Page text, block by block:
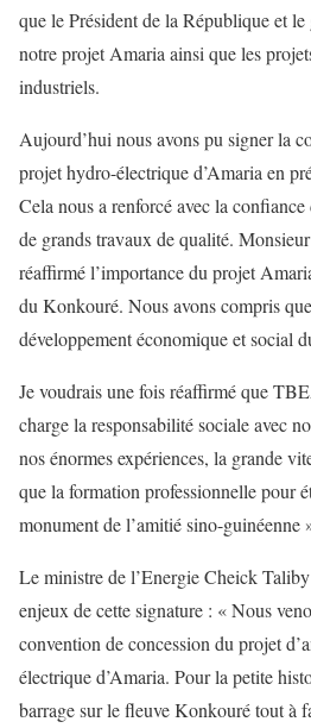
que le Président de la République et
notre projet Amaria ainsi que les
industriels.
Aujourd’hui nous avons pu signer la
projet hydro-électrique d’Amaria en
Cela nous a renforcé avec la
de grands travaux de qualité.
réaffirmé l’importance du projet
du Konkouré. Nous avons compris
développement économique et social
Je voudrais une fois réaffirmé que
charge la responsabilité sociale avec
nos énormes expériences, la grande
que la formation professionnelle pour
monument de l’amitié sino-guinéenne
Le ministre de l’Energie Cheick
enjeux de cette signature : « Nous
convention de concession du projet
électrique d’Amaria. Pour la petite
barrage sur le fleuve Konkouré tout à